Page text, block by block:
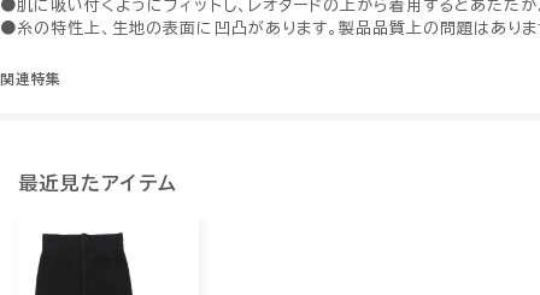
●肌に吸い付くようにフィットし、レオタードの上から着用するとあたたか
●糸の特性上、生地の表面に凹凸があります。製品品質上の問題はありま
関連特集
最近見たアイテム